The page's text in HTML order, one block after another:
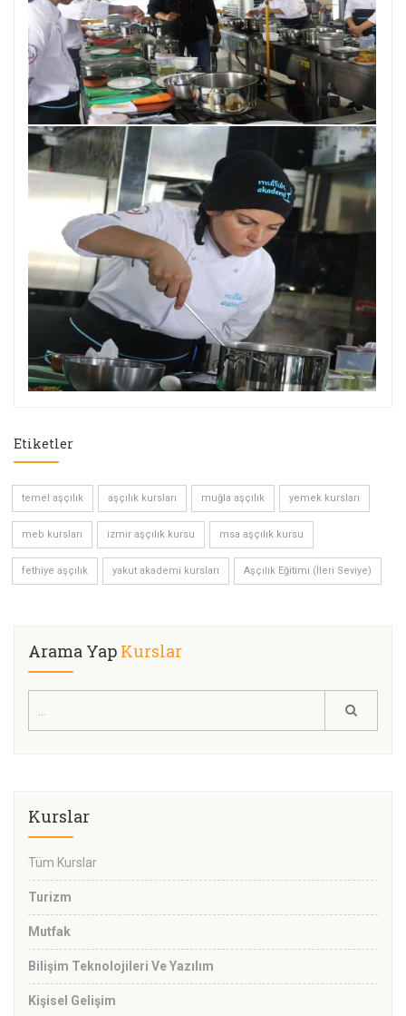
Etiketler
temel aşçılık aşçılık kursları muğla aşçılık yemek kursları
meb kursları izmir aşçılık kursu msa aşçılık kursu
fethiye aşçılık yakut akademi kursları Aşçılık Eğitimi (İleri Seviye)
Arama Yap Kurslar
Kurslar
Tüm Kurslar
Turizm
Mutfak
Bilişim Teknolojileri Ve Yazılım
Kişisel Gelişim